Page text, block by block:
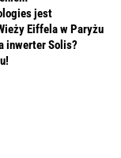
jest
Eiffela w Paryżu
inwerter Solis?